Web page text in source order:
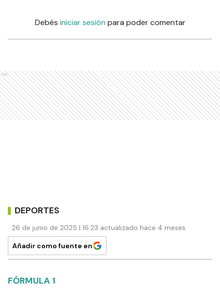
Debés iniciar sesión para poder comentar
Ads
DEPORTES
26 de junio de 2025 | 16:23 actualizado hace 4 meses
Añadir como fuente en
FÓRMULA 1